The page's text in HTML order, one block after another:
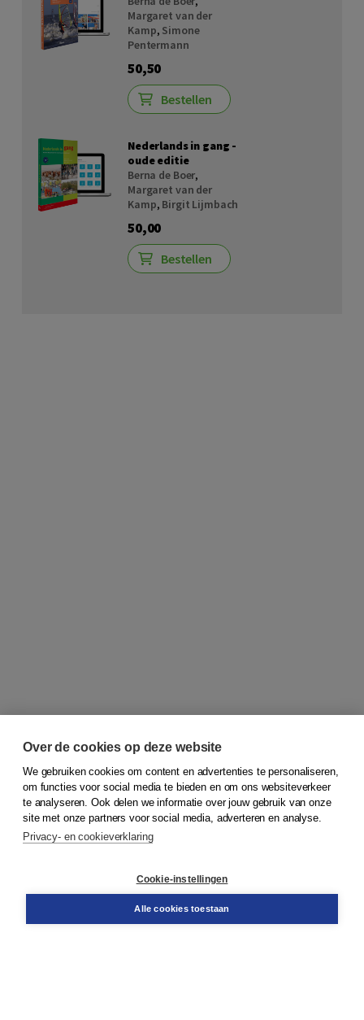
Margaret van der
Kamp, Simone
Pentermann
50,50
Bestellen
Nederlands in gang -
oude editie
Berna de Boer,
Margaret van der
Kamp, Birgit Lijmbach
50,00
Bestellen
© 2026Koninklijke Boom uitgevers
Bestellen
Over de cookies op deze website
We gebruiken cookies om content en advertenties te personaliseren,
om functies voor social media te bieden en om ons websiteverkeer
te analyseren. Ook delen we informatie over jouw gebruik van onze
site met onze partners voor social media, adverteren en analyse.
Privacy- en cookieverklaring
Cookie-instellingen
Alle cookies toestaan